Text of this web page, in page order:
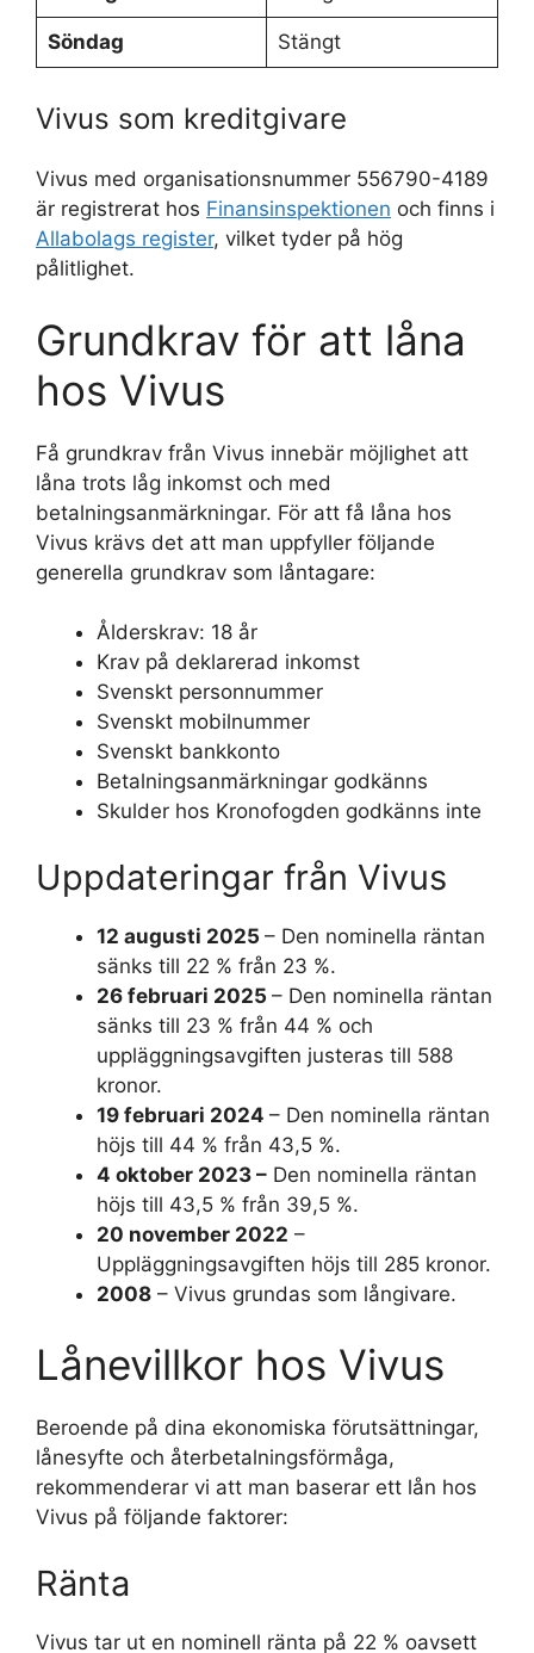
Söndag Stängt
Vivus som kreditgivare
Vivus med organisationsnummer 556790-4189
är registrerat hos Finansinspektionen och finns i
Allabolags register, vilket tyder på hög
pålitlighet.
Grundkrav för att låna
hos Vivus
Få grundkrav från Vivus innebär möjlighet att
låna trots låg inkomst och med
betalningsanmärkningar. För att få låna hos
Vivus krävs det att man uppfyller följande
generella grundkrav som låntagare:
Ålderskrav: 18 år
Krav på deklarerad inkomst
Svenskt personnummer
Svenskt mobilnummer
Svenskt bankkonto
Betalningsanmärkningar godkänns
Skulder hos Kronofogden godkänns inte
Uppdateringar från Vivus
12 augusti 2025 – Den nominella räntan
sänks till 22 % från 23 %.
26 februari 2025 – Den nominella räntan
sänks till 23 % från 44 % och
uppläggningsavgiften justeras till 588
kronor.
19 februari 2024 – Den nominella räntan
höjs till 44 % från 43,5 %.
4 oktober 2023 – Den nominella räntan
höjs till 43,5 % från 39,5 %.
20 november 2022 –
Uppläggningsavgiften höjs till 285 kronor.
2008 – Vivus grundas som långivare.
Lånevillkor hos Vivus
Beroende på dina ekonomiska förutsättningar,
lånesyfte och återbetalningsförmåga,
rekommenderar vi att man baserar ett lån hos
Vivus på följande faktorer:
Ränta
Vivus tar ut en nominell ränta på 22 % oavsett